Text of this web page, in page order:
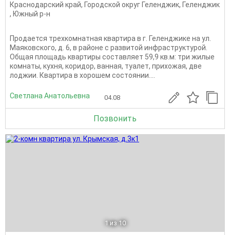
Краснодарский край, Городской округ Геленджик, Геленджик
, Южный р-н
Продается трехкомнатная квартира в г. Геленджике на ул.
Маяковского, д. 6, в районе с развитой инфраструктурой.
Общая площадь квартиры составляет 59,9 кв.м: три жилые
комнаты, кухня, коридор, ванная, туалет, прихожая, две
лоджии. Квартира в хорошем состоянии....
Светлана Анатольевна 04.08
Позвонить
1 из 10